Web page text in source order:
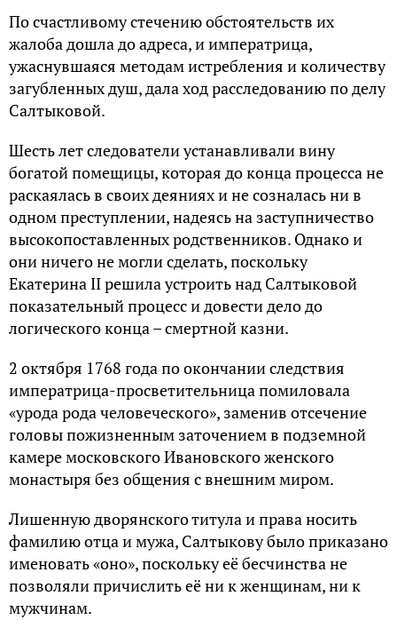
По счастливому стечению обстоятельств их
жалоба дошла до адреса, и императрица,
ужаснувшаяся методам истребления и количеству
загубленных душ, дала ход расследованию по делу
Салтыковой.
Шесть лет следователи устанавливали вину
богатой помещицы, которая до конца процесса не
раскаялась в своих деяниях и не созналась ни в
одном преступлении, надеясь на заступничество
высокопоставленных родственников. Однако и
они ничего не могли сделать, поскольку
Екатерина II решила устроить над Салтыковой
показательный процесс и довести дело до
логического конца – смертной казни.
2 октября 1768 года по окончании следствия
императрица-просветительница помиловала
«урода рода человеческого», заменив отсечение
головы пожизненным заточением в подземной
камере московского Ивановского женского
монастыря без общения с внешним миром.
Лишенную дворянского титула и права носить
фамилию отца и мужа, Салтыкову было приказано
именовать «оно», поскольку её бесчинства не
позволяли причислить её ни к женщинам, ни к
мужчинам.